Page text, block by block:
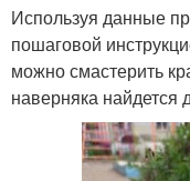
Используя данные
пошаговой
можно смастерить
наверняка найдется